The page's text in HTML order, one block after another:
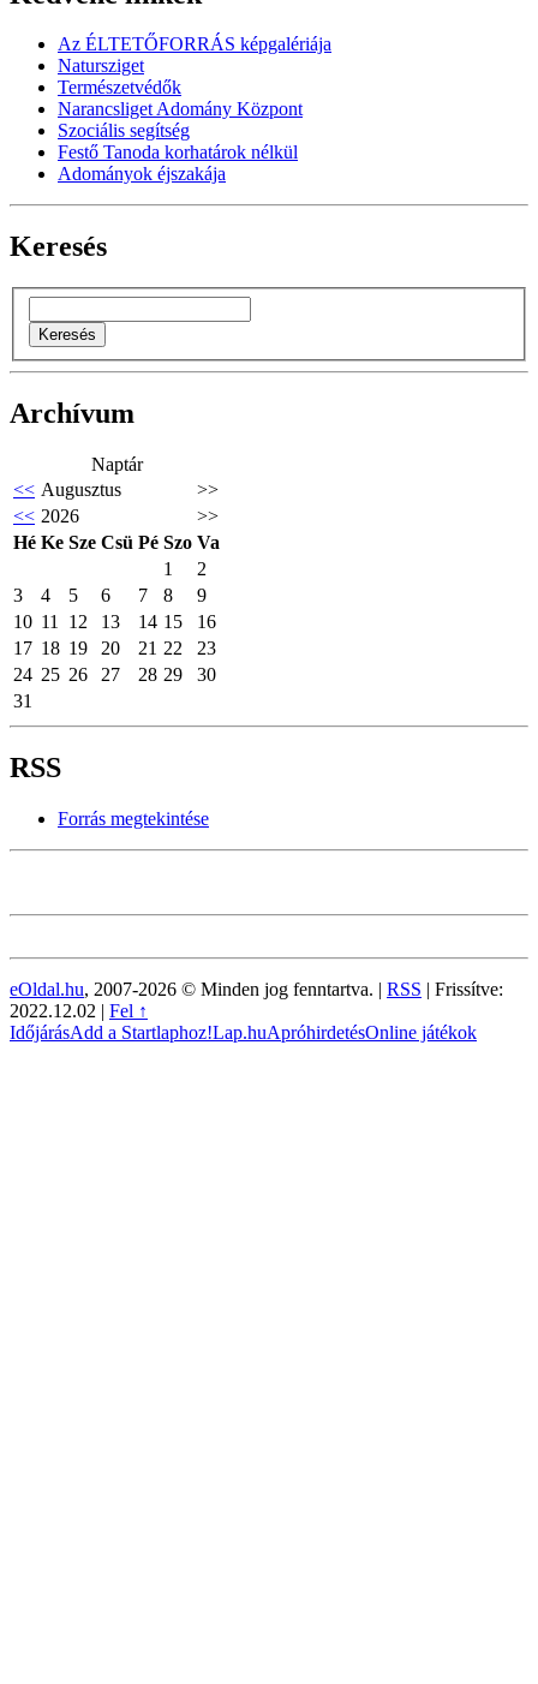
Az ÉLTETŐFORRÁS képgalériája
Natursziget
Természetvédők
Narancsliget Adomány Központ
Szociális segítség
Festő Tanoda korhatárok nélkül
Adományok éjszakája
Keresés
Archívum
Naptár
<< Augusztus
>>
<< 2026
>>
Hé Ke Sze Csü Pé Szo Va
1
2
3
4 5 6 7 8
9
10 11 12 13 14 15
16
17 18 19 20 21 22
23
24 25 26 27 28 29
30
31
RSS
Forrás megtekintése
eOldal.hu, 2007-2026 © Minden jog fenntartva. | RSS | Frissítve:
2022.12.02 | Fel ↑
IdőjárásAdd a Startlaphoz!Lap.huApróhirdetésOnline játékok